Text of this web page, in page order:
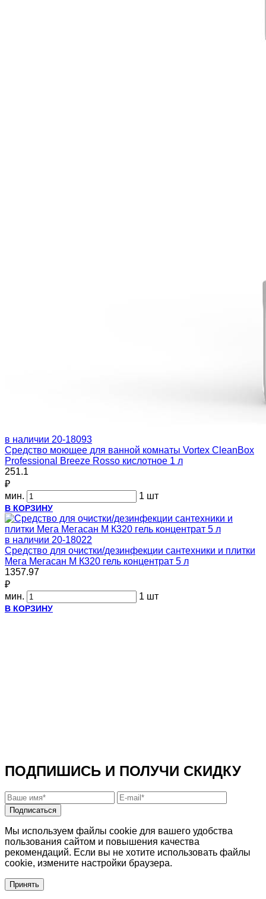
в наличии 20-18093
Средство моющее для ванной комнаты Vortex CleanBox
Professional Breeze Rosso кислотное 1 л
251.1
₽
мин.
1 шт
В КОРЗИНУ
в наличии 20-18022
Средство для очистки/дезинфекции сантехники и плитки
Мега Мегасан М К320 гель концентрат 5 л
1357.97
₽
мин.
1 шт
В КОРЗИНУ
ПОДПИШИСЬ И ПОЛУЧИ СКИДКУ
Подписаться
Мы используем файлы cookie для вашего удобства
пользования сайтом и повышения качества
рекомендаций. Если вы не хотите использовать файлы
cookie, измените настройки браузера.
Принять